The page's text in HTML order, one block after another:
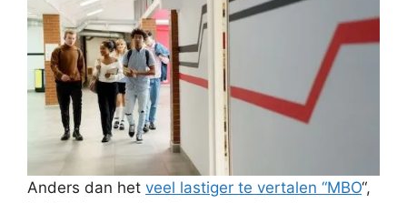
Anders dan het veel lastiger te vertalen “MBO“,